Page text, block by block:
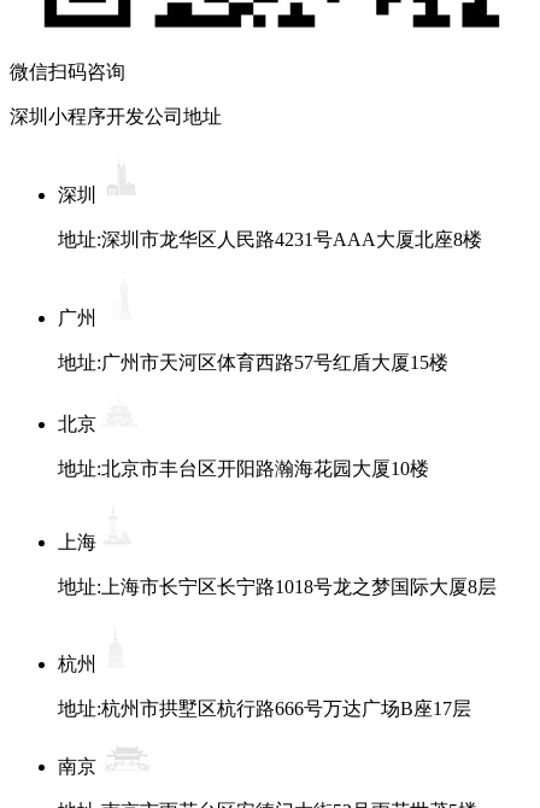
微信扫码咨询
深圳小程序开发公司地址
深圳
地址:深圳市龙华区人民路4231号AAA大厦北座8楼
广州
地址:广州市天河区体育西路57号红盾大厦15楼
北京
地址:北京市丰台区开阳路瀚海花园大厦10楼
上海
地址:上海市长宁区长宁路1018号龙之梦国际大厦8层
杭州
地址:杭州市拱墅区杭行路666号万达广场B座17层
南京